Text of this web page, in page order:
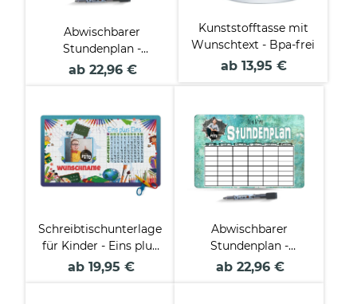
Abwischbarer
Stundenplan -
Metallschild
personalisierbar -
Einschulungsgeschenk
ab 22,96 €
Kunststofftasse mit
Wunschtext - Bpa-frei
ab 13,95 €
Schreibtischunterlage
für Kinder - Eins plus
Eins - mit Foto und
ab 19,95 €
Abwischbarer
Stundenplan -
Metallschild
ab 22,96 €